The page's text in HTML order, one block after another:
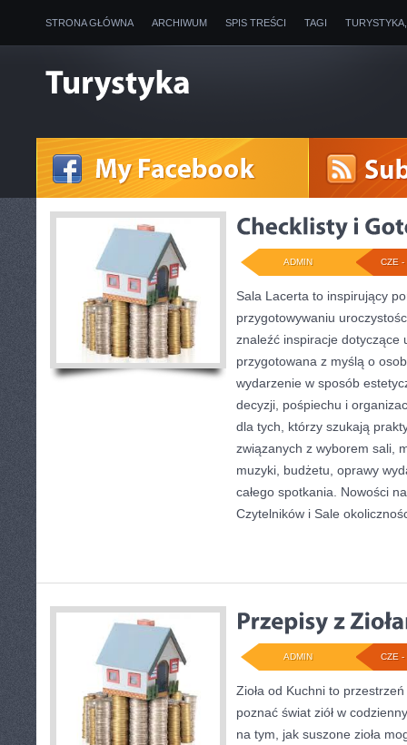
STRONA GŁÓWNA ARCHIWUM SPIS TREŚCI TAGI
CZE -
ADMIN
Sala Lacerta to inspirujący
przygotowywaniu
znaleźć inspiracje dotyczące
przygotowana z myślą o
wydarzenie w sposób
decyzji, pośpiechu i
dla tych, którzy szukają
związanych z wyborem sali,
muzyki, budżetu, oprawy
całego spotkania. Nowości
Czytelników i Sale
CZE -
ADMIN
Zioła od Kuchni to
poznać świat ziół w
na tym, jak suszone zioła